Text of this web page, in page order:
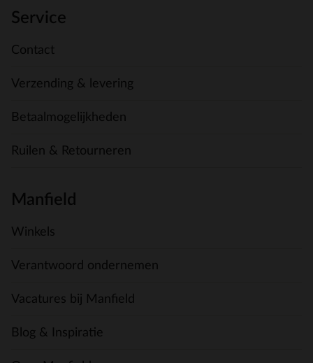
Service
Contact
Verzending & levering
Betaalmogelijkheden
Ruilen & Retourneren
Manfield
Winkels
Verantwoord ondernemen
Vacatures bij Manfield
Blog & Inspiratie